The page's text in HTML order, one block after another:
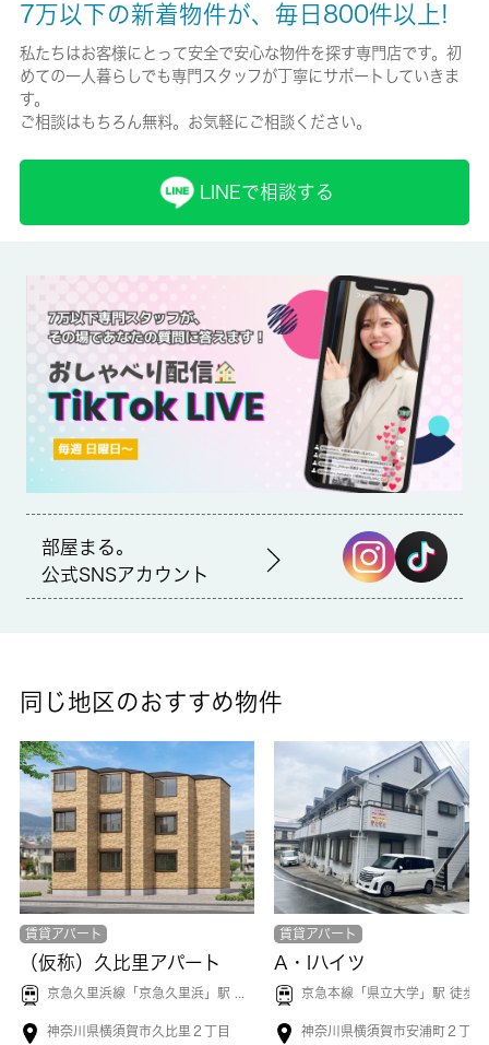
保険加入/料金
有/10000円
保険名/保険期間
-/2年
賃貸区分/契約期間
一般/2年
取引形態
備考
しが可能です。横須賀市や浦賀付近のことならお任せ下さい。
7万以下の新着物件が、毎日800件以上!
私たちはお客様にとって安全で安心な物件を探す専門店です。初
めての一人暮らしでも専門スタッフが丁寧にサポートしていきま
す。
ご相談はもちろん無料。お気軽にご相談ください。
LINEで相談する
部屋まる。
公式SNSアカウント
同じ地区のおすすめ物件
賃貸アパート
（仮称）久比里アパート
京急久里浜線「 京急久里浜」駅 徒歩6分
神奈川県横須賀市久比里２丁目
賃貸アパート
A・Iハイツ
京急本線「 県立大学 」駅 徒歩3
神奈川県横須賀市安浦町２丁目